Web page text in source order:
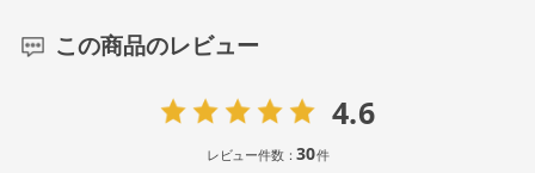
この商品のレビュー
4.6
レビュー件数：30件